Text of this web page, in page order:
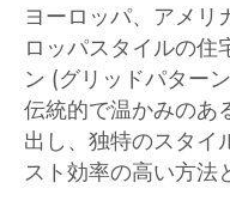
ヨーロッパ、アメリ
ロッパスタイルの住
ン (グリッドパター
伝統的で温かみのあ
出し、独特のスタイ
スト効率の高い方法